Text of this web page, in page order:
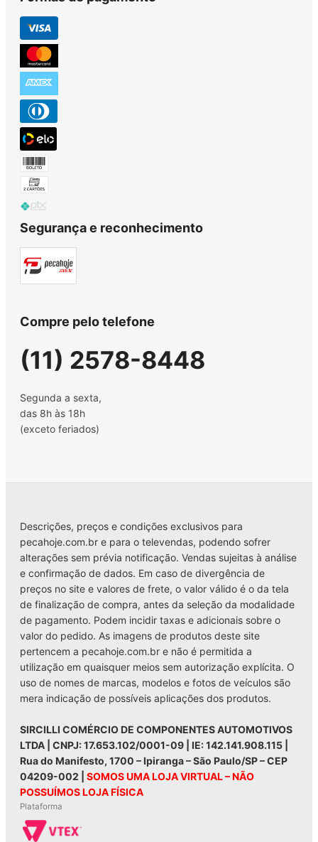
Segurança e reconhecimento
Compre pelo telefone
(11) 2578-8448
Segunda a sexta,
das 8h às 18h
(exceto feriados)
Descrições, preços e condições exclusivos para
pecahoje.com.br e para o televendas, podendo sofrer
alterações sem prévia notificação. Vendas sujeitas à análise
e confirmação de dados. Em caso de divergência de
preços no site e valores de frete, o valor válido é o da tela
de finalização de compra, antes da seleção da modalidade
de pagamento. Podem incidir taxas e adicionais sobre o
valor do pedido. As imagens de produtos deste site
pertencem a pecahoje.com.br e não é permitida a
utilização em quaisquer meios sem autorização explícita. O
uso de nomes de marcas, modelos e fotos de veículos são
mera indicação de possíveis aplicações dos produtos.
SIRCILLI COMÉRCIO DE COMPONENTES AUTOMOTIVOS
LTDA | CNPJ: 17.653.102/0001-09 | IE: 142.141.908.115 |
Rua do Manifesto, 1700 – Ipiranga – São Paulo/SP – CEP
04209-002 | SOMOS UMA LOJA VIRTUAL – NÃO
POSSUÍMOS LOJA FÍSICA
Plataforma